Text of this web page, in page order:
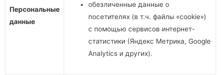
Персональные
данные
обезличенные данные о
посетителях (в т.ч. файлы «cookie»)
с помощью сервисов интернет-
статистики (Яндекс Метрика, Google
Analytics и других).